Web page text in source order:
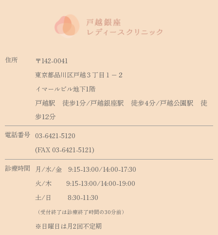
住所
〒142-0041
東京都品川区戸越３丁目１−２
イマールビル地下1階
戸越駅 徒歩1分/戸越銀座駅 徒歩4分/戸越公園駅 徒
歩12分
電話番号 03-6421-5120
(FAX 03-6421-5121)
診療時間
月/水/金 9:15-13:00/14:00-17:30
火/木 9:15-13:00/14:00-19:00
土/日 8:30-11:30
（受付終了は診療終了時間の30分前）
※日曜日は月2回不定期